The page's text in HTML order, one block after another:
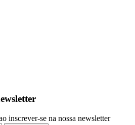
inscrever-se na nossa newsletter